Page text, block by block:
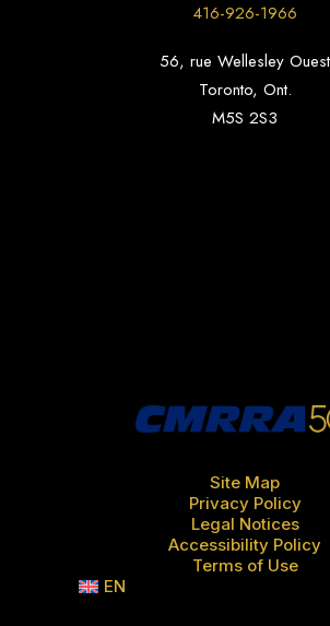
416-926-1966
56, rue Wellesley Ouest
Toronto, Ont.
M5S 2S3
Site Map
Privacy Policy
Legal Notices
Accessibility Policy
Terms of Use
EN